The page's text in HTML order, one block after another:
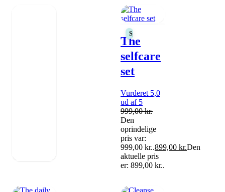
Spar 10%
The
selfcare
set
Vurderet 5,0
ud af 5
999,00kr.
Den
oprindelige
pris var:
999,00 kr..899,00 kr.Den
aktuelle pris
er: 899,00 kr..